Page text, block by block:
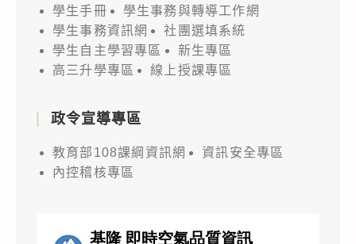
學生手冊
學生事務與轉導工作網
學生事務資訊網
社團選填系統
學生自主學習專區
新生專區
高三升學專區
線上授課專區
政令宣導專區
教育部108課綱資訊網
資訊安全專區
內控稽核專區